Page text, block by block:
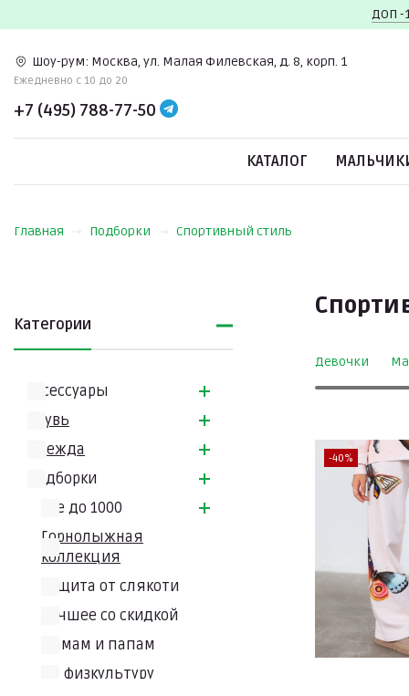
ДОП -
Шоу-рум: Москва, ул. Малая Филевская, д. 8, корп. 1
Ежедневно c 10 до 20
+7 (495) 788-77-50
КАТАЛОГ
Главная Подборки Спортивный стиль
Категории
Аксессуары
Обувь
Одежда
Подборки
Всe до 1000
Горнолыжная
коллекция
Защита от слякоти
Лучшее со скидкой
Мамам и папам
На физкультуру
Девочки
-40%